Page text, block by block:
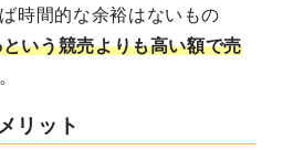
時間的な余裕はないもの
いう競売よりも高い額で売
リット